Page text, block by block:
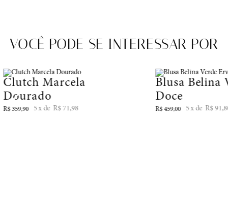
VOCÊ PODE SE INTERESSAR POR
Clutch Marcela
Dourado
R$ 359,90 5 R$ 71,98
Blusa Belina
Doce
R$ 459,00 5 R$ 91,